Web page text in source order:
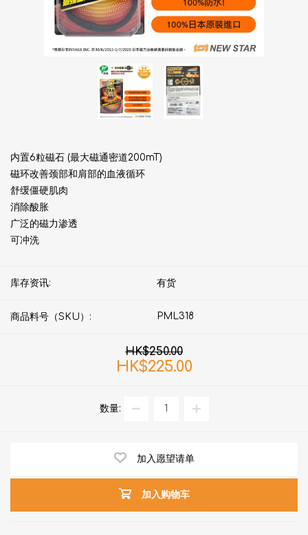
内置6粒磁石 (最大磁通密道200mT)
磁环改善颈部和肩部的血液循环
舒缓僵硬肌肉
消除酸胀
广泛的磁力渗透
可冲洗
库存资讯: 有货
商品料号（SKU）: PML318
HK$250.00
HK$225.00
数量:
加入愿望请单
加入购物车